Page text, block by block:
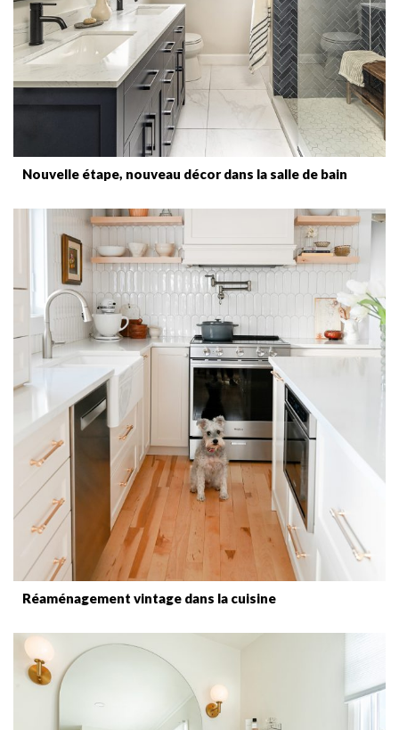
Nouvelle étape, nouveau décor dans la salle de bain
Réaménagement vintage dans la cuisine